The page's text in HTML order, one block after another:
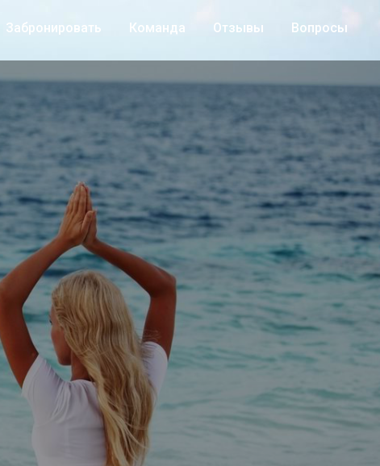
Забронировать Команда Отзывы Вопросы